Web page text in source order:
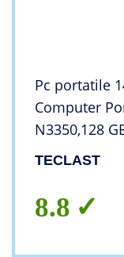
Pc portatile
Computer
N3350,128
1080,
TECLAST
8.8